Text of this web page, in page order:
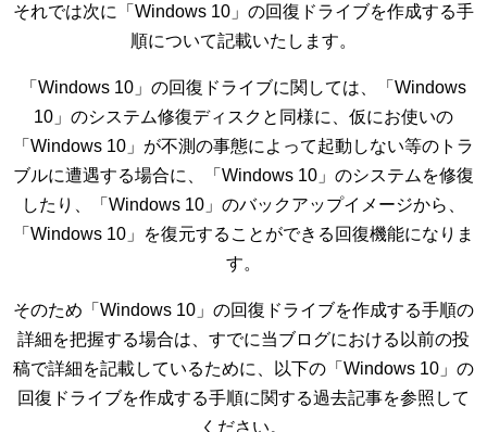
それでは次に「Windows 10」の回復ドライブを作成する手
順について記載いたします。
「Windows 10」の回復ドライブに関しては、「Windows
10」のシステム修復ディスクと同様に、仮にお使いの
「Windows 10」が不測の事態によって起動しない等のトラ
ブルに遭遇する場合に、「Windows 10」のシステムを修復
したり、「Windows 10」のバックアップイメージから、
「Windows 10」を復元することができる回復機能になりま
す。
そのため「Windows 10」の回復ドライブを作成する手順の
詳細を把握する場合は、すでに当ブログにおける以前の投
稿で詳細を記載しているために、以下の「Windows 10」の
回復ドライブを作成する手順に関する過去記事を参照して
ください。